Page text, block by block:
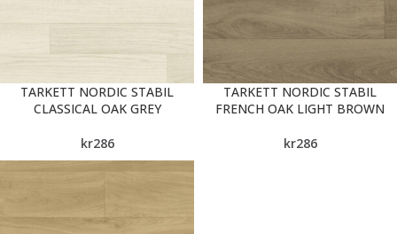
TARKETT NORDIC STABIL
CLASSICAL OAK GREY
kr286
TARKETT NORDIC STABIL
FRENCH OAK LIGHT BROWN
kr286